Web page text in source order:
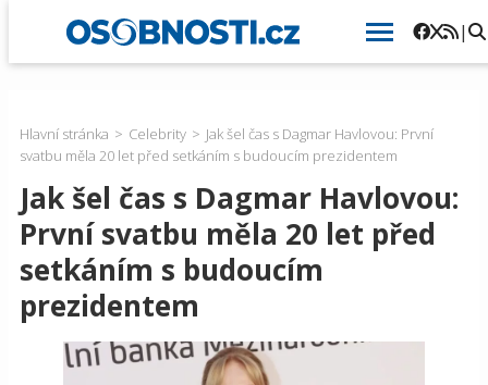
|
Hlavní stránka Celebrity
Jak šel čas s Dagmar Havlovou: První
svatbu měla 20 let před setkáním s budoucím prezidentem
Jak šel čas s Dagmar Havlovou:
První svatbu měla 20 let před
setkáním s budoucím
prezidentem